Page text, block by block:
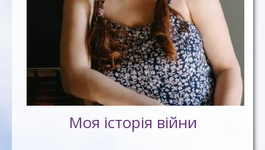
Моя історія війни